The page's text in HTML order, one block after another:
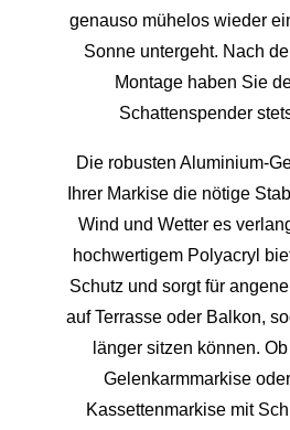
genauso mühelos wieder
Sonne untergeht. Nach
Montage haben Sie
Schattenspender
Die robusten Aluminium-
Ihrer Markise die nötige
Wind und Wetter es
hochwertigem Polyacryl
Schutz und sorgt für
auf Terrasse oder Balkon,
länger sitzen können.
Gelenkarmmarkise
Kassettenmarkise mit